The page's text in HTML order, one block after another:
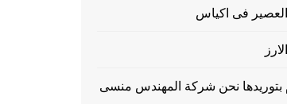
العصير فى اكياس
بتوريدها نحن شركة المهندس منسى